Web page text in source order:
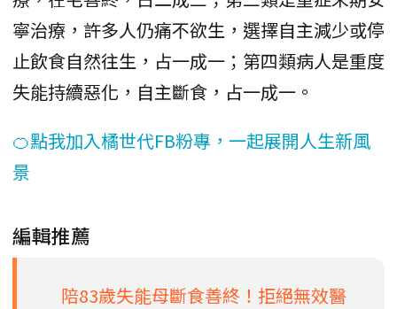
寧治療，許多人仍痛不欲生，選擇自主減少或停
止飲食自然往生，占一成一；第四類病人是重度
失能持續惡化，自主斷食，占一成一。
🍊點我加入橘世代FB粉專，一起展開人生新風
景
編輯推薦
陪83歲失能母斷食善終！拒絕無效醫